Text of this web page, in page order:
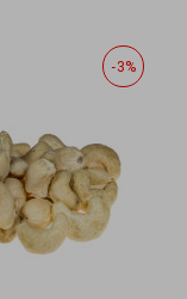
-3%